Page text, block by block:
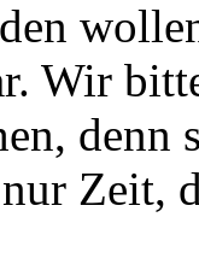
Wir
Zeit,